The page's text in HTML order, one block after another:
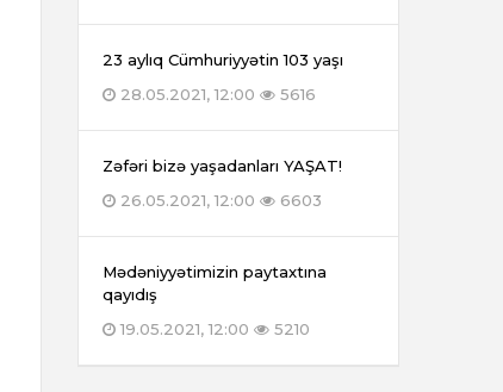
23 aylıq Cümhuriyyətin 103 yaşı
28.05.2021, 12:00
5616
Zəfəri bizə yaşadanları YAŞAT!
26.05.2021, 12:00
6603
Mədəniyyətimizin paytaxtına
qayıdış
19.05.2021, 12:00
5210